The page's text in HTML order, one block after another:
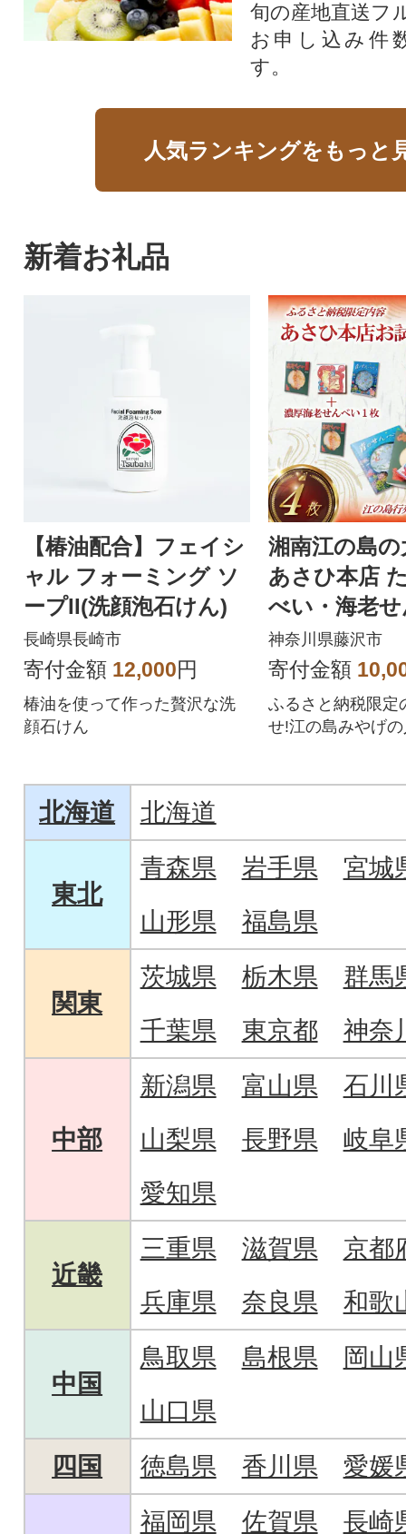
旬の産地直送フ
お申し込み件
す。
人気ランキングをもっと
新着お礼品
【椿油配合】フェイシ
ャル フォーミング ソ
ープII(洗顔泡石けん)
長崎県長崎市
寄付金額 12,000円
椿油を使って作った贅沢な洗
顔石けん
湘南江の島
あさひ本店
べい・海老
青のせんべ
セット
神奈川県藤沢市
寄付金額
ふるさと納税限定
せ!江の島みやげ
北海道 北海道
東北
青森県 岩手県
宮城
山形県
福島県
関東
茨城県 栃木県
群馬
千葉県
東京都 神奈
中部
新潟県 富山県
石川
山梨県
長野県
岐阜
愛知県
近畿
三重県 滋賀県
京都
兵庫県
奈良県 和歌
中国
鳥取県 島根県
岡山
山口県
四国
徳島県 香川県
愛媛
福岡県
佐賀県 長崎